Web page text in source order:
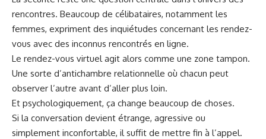
rencontres. Beaucoup de célibataires, notamment les
femmes, expriment des inquiétudes concernant les rendez-
vous avec des inconnus rencontrés en ligne.
Le rendez-vous virtuel agit alors comme une zone tampon.
Une sorte d’antichambre relationnelle où chacun peut
observer l’autre avant d’aller plus loin.
Et psychologiquement, ça change beaucoup de choses.
Si la conversation devient étrange, agressive ou
simplement inconfortable, il suffit de mettre fin à l’appel.